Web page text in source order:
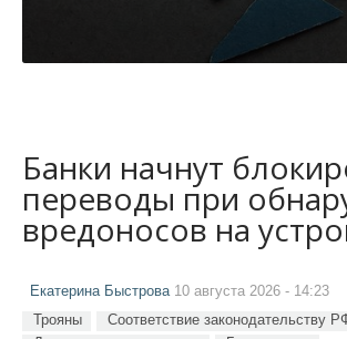
Банки начнут
переводы при
вредоносов на
Екатерина Быстрова 10 августа 2026 - 14:23
Трояны
Соответствие законодательству